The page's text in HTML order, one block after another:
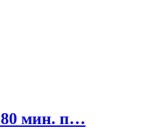
мин. п…